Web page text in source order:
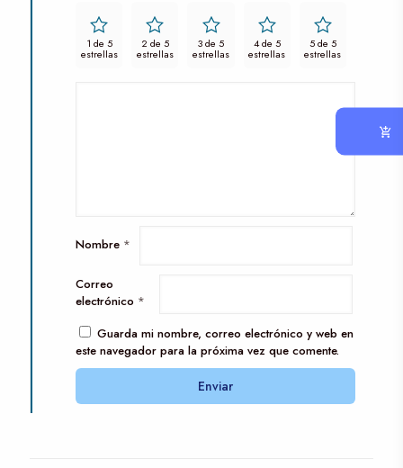
1 de 5
estrellas
2 de 5
estrellas
3 de 5
estrellas
4 de 5
estrellas
5 de 5
estrellas
Nombre *
Correo
electrónico *
Guarda mi nombre, correo electrónico y web en
este navegador para la próxima vez que comente.